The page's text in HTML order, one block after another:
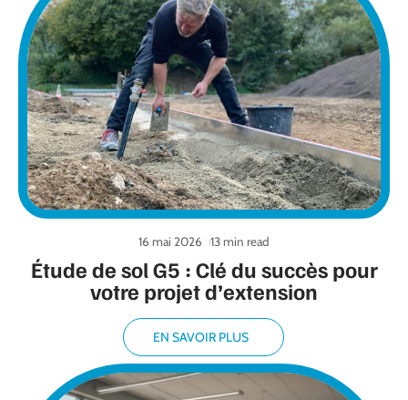
Étude de sol G5 : Clé du succès pour
votre projet d’extension
16 mai 2026 13 min read
EN SAVOIR PLUS